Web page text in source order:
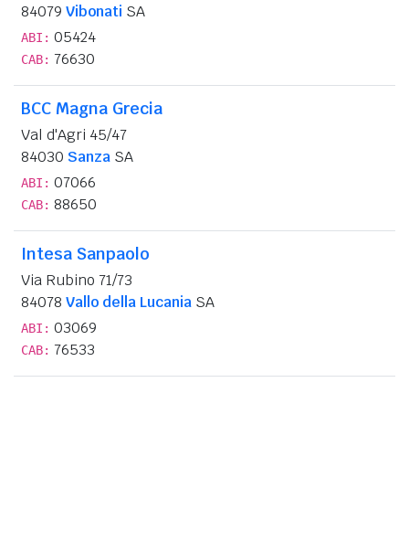
84079 Vibonati SA
ABI: 05424
CAB: 76630
BCC Magna Grecia
Val d'Agri 45/47
84030 Sanza SA
ABI: 07066
CAB: 88650
Intesa Sanpaolo
Via Rubino 71/73
84078 Vallo della Lucania SA
ABI: 03069
CAB: 76533